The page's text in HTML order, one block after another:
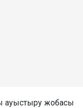
ауыстыру жобасы